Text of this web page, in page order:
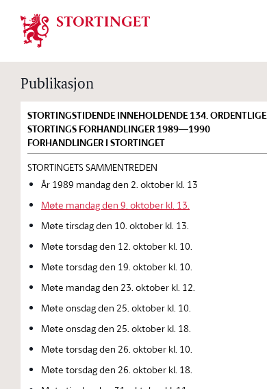
Stortinget.no
Publikasjon
STORTINGSTIDENDE INNEHOLDENDE 134. ORDENTLIGE
STORTINGS FORHANDLINGER 1989—1990
FORHANDLINGER I STORTINGET
STORTINGETS SAMMENTREDEN
År 1989 mandag den 2. oktober kl. 13
Møte mandag den 9. oktober kl. 13.
Møte tirsdag den 10. oktober kl. 13.
Møte torsdag den 12. oktober kl. 10.
Møte torsdag den 19. oktober kl. 10.
Møte mandag den 23. oktober kl. 12.
Møte onsdag den 25. oktober kl. 10.
Møte onsdag den 25. oktober kl. 18.
Møte torsdag den 26. oktober kl. 10.
Møte torsdag den 26. oktober kl. 18.